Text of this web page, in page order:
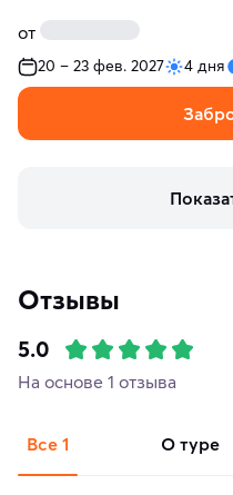
от
20 – 23 фев. 2027 4 дня
Отзывы
5.0
На основе 1 отзыва
Все 1 о туре